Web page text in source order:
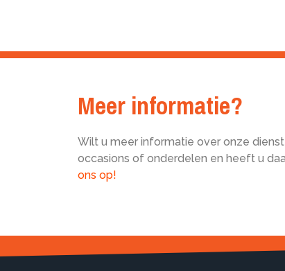
Meer informatie?
Wilt u meer informatie over onze
occasions of onderdelen en heeft u
ons op!